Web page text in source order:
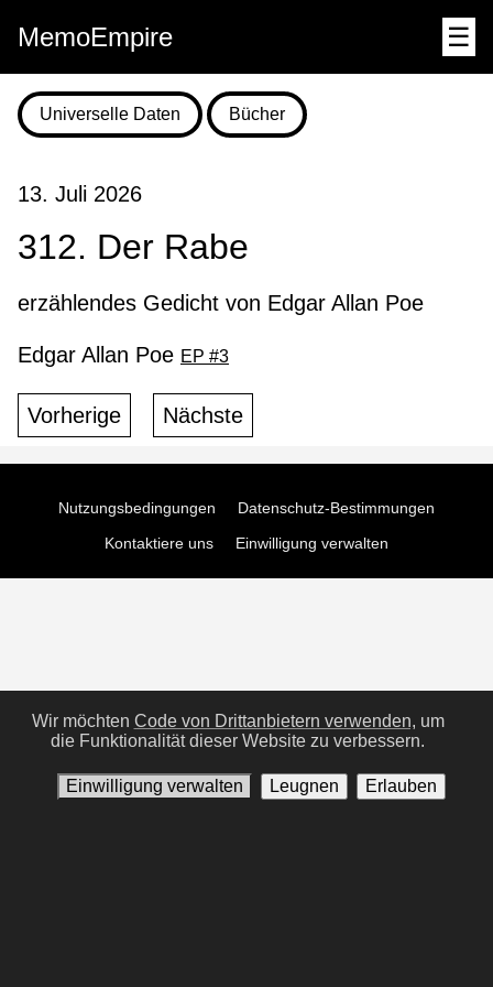
MemoEmpire ☰
Universelle Daten Bücher
13. Juli 2026
312. Der Rabe
erzählendes Gedicht von Edgar Allan Poe
Edgar Allan Poe EP #3
Vorherige Nächste
Nutzungsbedingungen
Datenschutz-Bestimmungen
Kontaktiere uns
Einwilligung verwalten
Wir möchten Code von Drittanbietern verwenden, um
die Funktionalität dieser Website zu verbessern.
Einwilligung verwalten Leugnen Erlauben